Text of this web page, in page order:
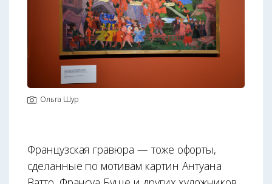
Ольга Шур
Французская гравюра — тоже офорты,
сделанные по мотивам картин Антуана